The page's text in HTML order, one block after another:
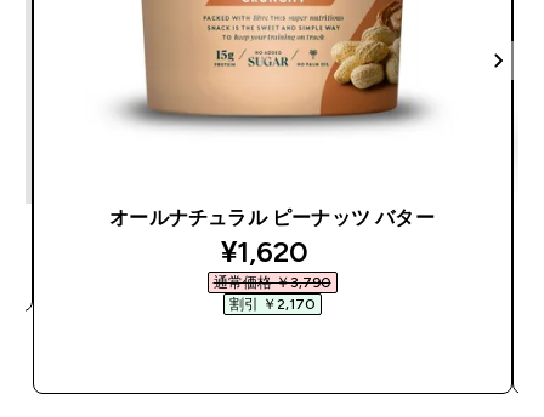
オールナチュラル ピーナッツ バター
discounted price
¥1,620‎
通常価格 ￥3,790‎
割引 ￥2,170‎